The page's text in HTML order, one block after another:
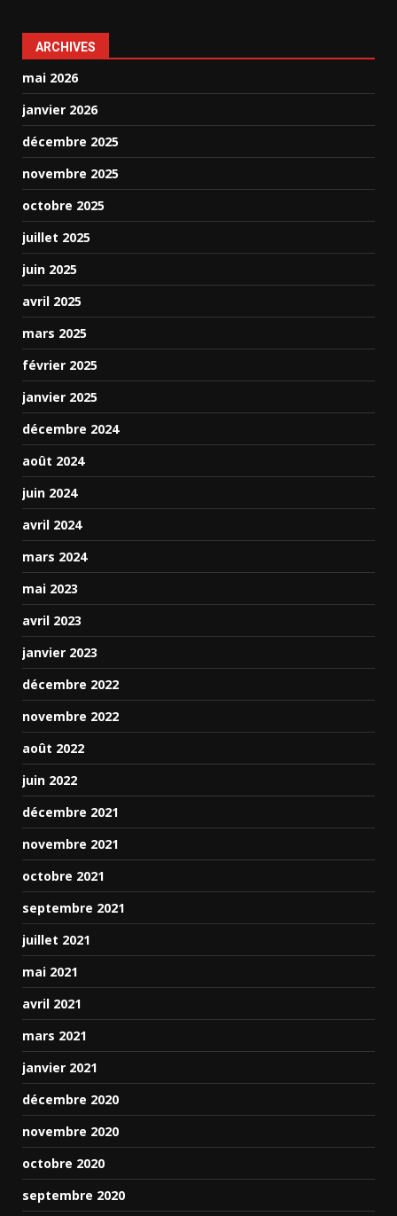
ARCHIVES
mai 2026
janvier 2026
décembre 2025
novembre 2025
octobre 2025
juillet 2025
juin 2025
avril 2025
mars 2025
février 2025
janvier 2025
décembre 2024
août 2024
juin 2024
avril 2024
mars 2024
mai 2023
avril 2023
janvier 2023
décembre 2022
novembre 2022
août 2022
juin 2022
décembre 2021
novembre 2021
octobre 2021
septembre 2021
juillet 2021
mai 2021
avril 2021
mars 2021
janvier 2021
décembre 2020
novembre 2020
octobre 2020
septembre 2020